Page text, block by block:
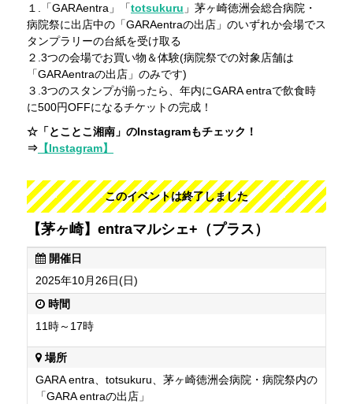
１.「GARAentra」「totsukuru 」茅ヶ崎徳洲会総合病院・
病院祭に出店中の「GARAentraの出店」のいずれか会場でス
タンプラリーの台紙を受け取る
２.3つの会場でお買い物＆体験(病院祭での対象店舗は
「GARAentraの出店」のみです)
３.3つのスタンプが揃ったら、年内にGARA entraで飲食時
に500円OFFになるチケットの完成！
☆「とことこ湘南」のInstagramもチェック！
⇒ 【Instagram】
このイベントは終了しました
【茅ヶ崎】entraマルシェ+（プラス）
開催日
2025年10月26日(日)
時間
11時～17時
場所
GARA entra、totsukuru、茅ヶ崎徳洲会病院・病院祭内の
「GARA entraの出店」